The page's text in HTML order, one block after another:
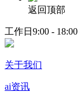
返回顶部
工作日9:00 -
关于我们
ai资讯